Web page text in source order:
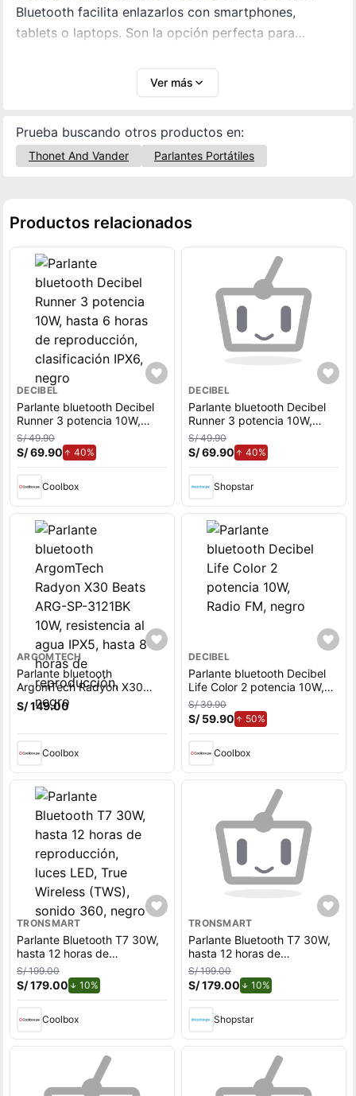
Bluetooth facilita enlazarlos con smartphones,
tablets o laptops. Son la opción perfecta para
rendimiento sonoro en un solo dispositivo.
Ver más
Prueba buscando otros productos en:
Thonet And Vander Parlantes Portátiles
Productos relacionados
DECIBEL
Parlante bluetooth Decibel
Runner 3 potencia 10W,
hasta 6 horas de
reproducción, clasificación
IPX6, negro
S/ 49.90
S/ 69.90 40%
Coolbox
DECIBEL
Parlante bluetooth Decibel
Runner 3 potencia 10W,
hasta 6 horas de
reproducción, clasificación
IPX6, negro
S/ 49.90
S/ 69.90 40%de aumento.
Shopstar
ARGOMTECH
Parlante bluetooth
ArgomTech Radyon X30
Beats ARG-SP-3121BK 10W,
resistencia al agua IPX5,
S/ 149.00
Coolbox
DECIBEL
Parlante bluetooth Decibel
Life Color 2 potencia 10W,
Radio FM, negro
S/ 39.90
S/ 59.90 50%de aumento.
Coolbox
TRONSMART
Parlante Bluetooth T7 30W,
hasta 12 horas de
reproducción, luces LED,
True Wireless (TWS), sonido
360, negro
S/ 199.00
S/ 179.00 10%
Coolbox
TRONSMART
Parlante Bluetooth T7 30W,
hasta 12 horas de
reproducción, luces LED,
True Wireless (TWS), sonido
360, negro
S/ 199.00
S/ 179.00 10%de descuento.
Shopstar